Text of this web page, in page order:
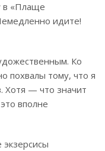
в «Плаще
идите!
Ко
похвалы тому, что я
Хотя — что значит
вполне